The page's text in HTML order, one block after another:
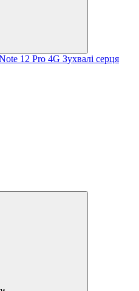
12 Pro 4G Зухвалі серця